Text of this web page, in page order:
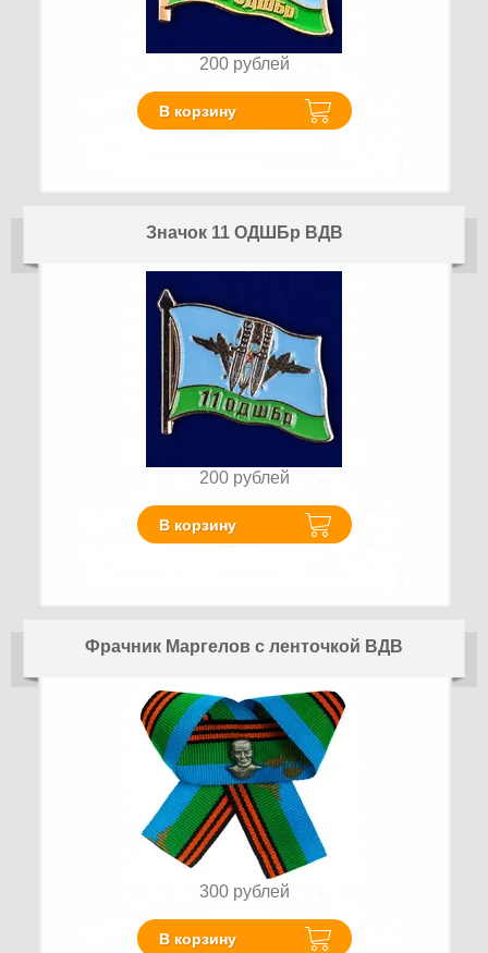
200 рублей
В корзину
Значок 11 ОДШБр ВДВ
200 рублей
В корзину
Фрачник Маргелов с ленточкой ВДВ
300 рублей
В корзину